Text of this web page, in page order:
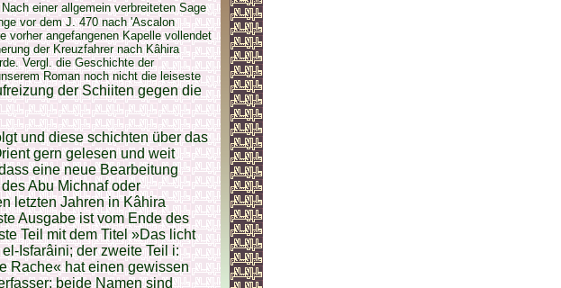
einer allgemein verbreiteten Sage
vor dem J. 470 nach 'Ascalon
vorher angefangenen Kapelle vollendet
der Kreuzfahrer nach Kâhira
Vergl. die Geschichte der
Roman noch nicht die leiseste
der Schiiten gegen die
und diese schichten über das
gern gelesen und weit
eine neue Bearbeitung
Abu Michnaf oder
letzten Jahren in Kâhira
Ausgabe ist vom Ende des
Teil mit dem Titel »Das licht
Isfarâini; der zweite Teil i:
Rache« hat einen gewissen
beide Namen sind